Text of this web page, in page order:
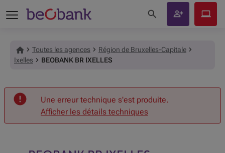
Accueil
Toutes les agences
Région de Bruxelles-Capitale
Ixelles
BEOBANK BR IXELLES
Une erreur technique s'est produite.
Afficher les détails techniques